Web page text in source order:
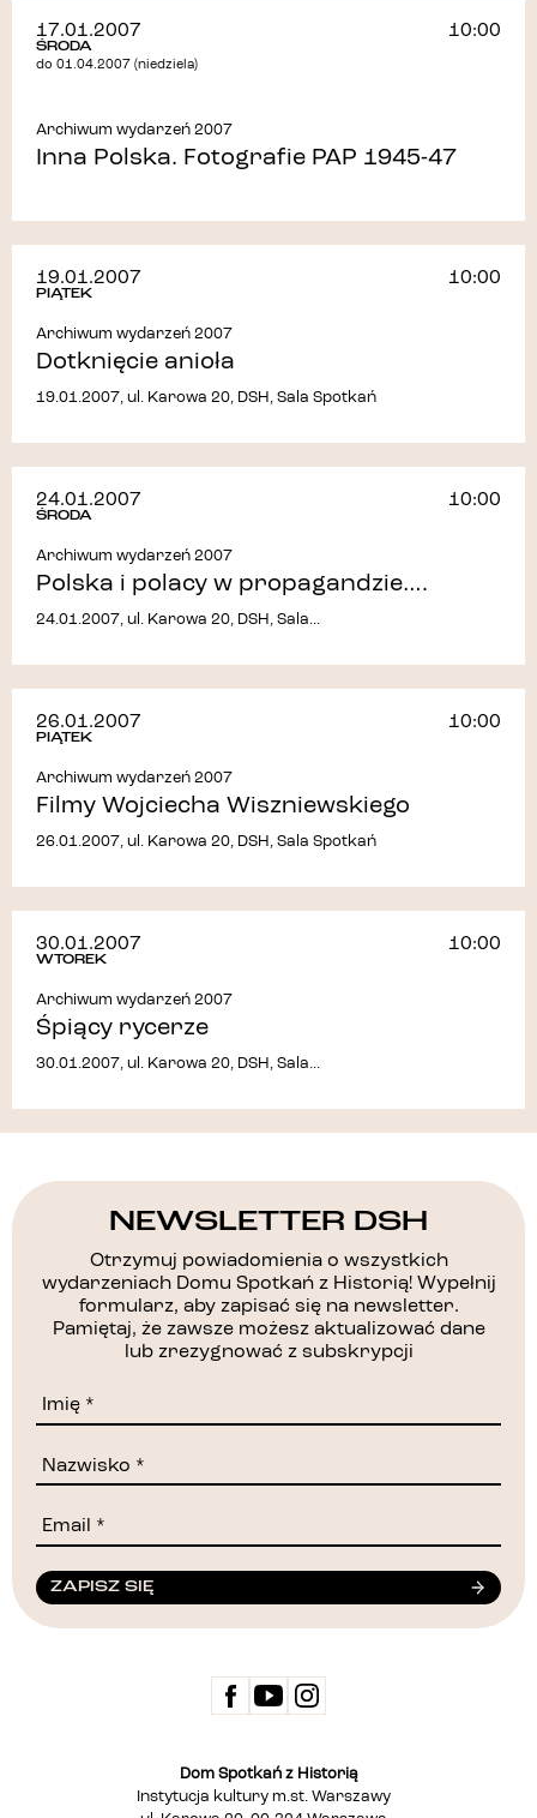
17.01.2007
ŚRODA
do 01.04.2007 (niedziela)
10:00
Archiwum wydarzeń 2007
Inna Polska. Fotografie PAP 1945-47
19.01.2007
PIĄTEK
10:00
Archiwum wydarzeń 2007
Dotknięcie anioła
19.01.2007, ul. Karowa 20, DSH, Sala Spotkań
24.01.2007
ŚRODA
10:00
Archiwum wydarzeń 2007
Polska i polacy w propagandzie….
24.01.2007, ul. Karowa 20, DSH, Sala...
26.01.2007
PIĄTEK
10:00
Archiwum wydarzeń 2007
Filmy Wojciecha Wiszniewskiego
26.01.2007, ul. Karowa 20, DSH, Sala Spotkań
30.01.2007
WTOREK
10:00
Archiwum wydarzeń 2007
Śpiący rycerze
30.01.2007, ul. Karowa 20, DSH, Sala...
NEWSLETTER DSH
Otrzymuj powiadomienia o wszystkich
wydarzeniach Domu Spotkań z Historią! Wypełnij
formularz, aby zapisać się na newsletter.
Pamiętaj, że zawsze możesz aktualizować dane
lub zrezygnować z subskrypcji
ZAPISZ SIĘ
Dom Spotkań z Historią
Instytucja kultury m.st. Warszawy